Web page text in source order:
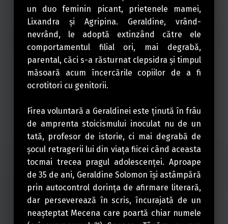
un duo feminin picant, prietenele mamei,
Lixandra şi Agripina. Geraldine, vrând-
nevrând, le adoptă extinzând către ele
comportamentul filial ori, mai degrabă,
parental, căci s-a răsturnat clepsidra şi timpul
măsoară acum încercările copiilor de a fi
ocrotitori cu genitorii.
Firea voluntară a Geraldinei este ţinută în frâu
de amprenta stoicismului inoculat nu de un
tată, profesor de istorie, ci mai degrabă de
şocul retragerii lui din viaţa fiicei când aceasta
tocmai trecea pragul adolescenţei. Aproape
de 35 de ani, Geraldine Solomon îşi astâmpără
prin autocontrol dorinţa de afirmare literară,
dar perseverează în scris, încurajată de un
neaşteptat Mecena care poartă chiar numele